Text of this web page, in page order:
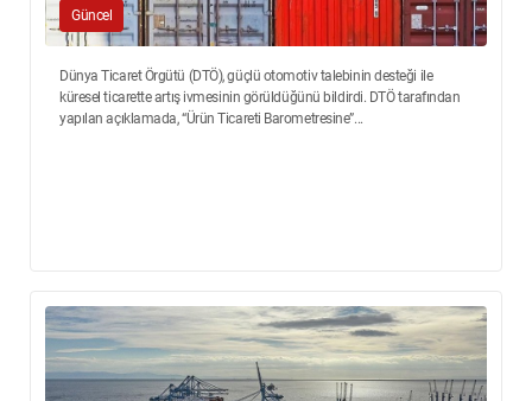
Güncel
Dünya Ticaret Örgütü (DTÖ), güçlü otomotiv talebinin desteği ile
küresel ticarette artış ivmesinin görüldüğünü bildirdi. DTÖ tarafından
yapılan açıklamada, “Ürün Ticareti Barometresine”...